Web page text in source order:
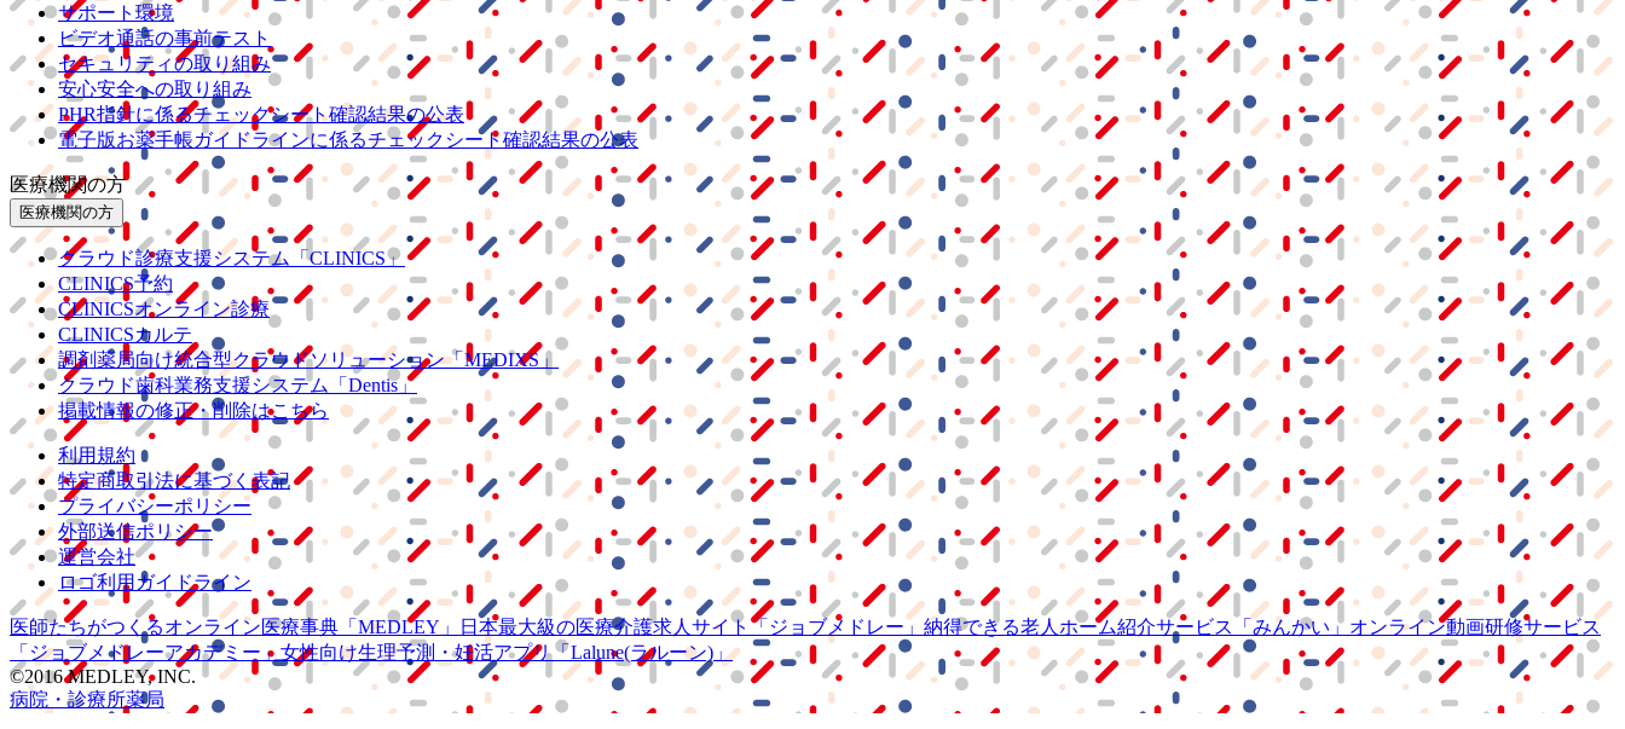
サポート環境
ビデオ通話の事前テスト
セキュリティの取り組み
安心安全への取り組み
PHR指針に係るチェックシート確認結果の公表
電子版お薬手帳ガイドラインに係るチェックシート確認結果の公表
医療機関の方
医療機関の方
クラウド診療支援システム
「CLINICS」
CLINICS予約
CLINICSオンライン診療
CLINICSカルテ
調剤薬局向け統合型クラウドソリューション「MEDIXS」
クラウド歯科業務支援システム
「Dentis」
掲載情報の修正・削除はこちら
利用規約
特定商取引法に基づく表記
プライバシーポリシー
外部送信ポリシー
運営会社
ロゴ利用ガイドライン
医師たちがつくるオンライン医療事典 「MEDLEY」 日本最大級の医療介護求人サイト 「ジョブメドレー」 納得できる老人ホーム紹介サービス 「みんかい」 オンライン動画研修サービス
「ジョブメドレーアカデミー」 女性向け生理予測・妊活アプリ「Lalune(ラルーン)」
©2016 MEDLEY, INC.
病院・診療所薬局